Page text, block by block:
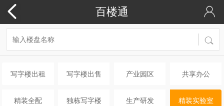
百楼通
写字楼出租 写字楼出售 产业园区 共享办公
精装全配 独栋写字楼 生产研发 精装实验室